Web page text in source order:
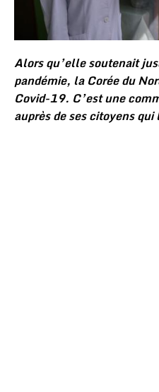
Alors qu’elle soutenait
pandémie, la Corée du
Covid-19. C’est une
auprès de ses citoyens